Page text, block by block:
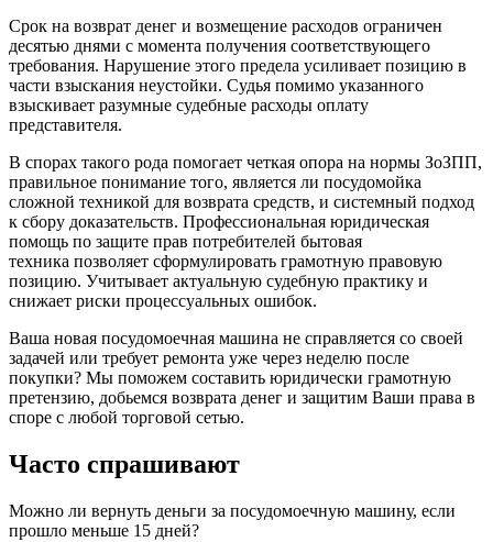
Срок на возврат денег и возмещение расходов ограничен
десятью днями с момента получения соответствующего
требования. Нарушение этого предела усиливает позицию в
части взыскания неустойки. Судья помимо указанного
взыскивает разумные судебные расходы оплату
представителя.
В спорах такого рода помогает четкая опора на нормы ЗоЗПП,
правильное понимание того, является ли посудомойка
сложной техникой для возврата средств, и системный подход
к сбору доказательств. Профессиональная юридическая
помощь по защите прав потребителей бытовая
техника позволяет сформулировать грамотную правовую
позицию. Учитывает актуальную судебную практику и
снижает риски процессуальных ошибок.
Ваша новая посудомоечная машина не справляется со своей
задачей или требует ремонта уже через неделю после
покупки? Мы поможем составить юридически грамотную
претензию, добьемся возврата денег и защитим Ваши права в
споре с любой торговой сетью.
Часто спрашивают
Можно ли вернуть деньги за посудомоечную машину, если
прошло меньше 15 дней?